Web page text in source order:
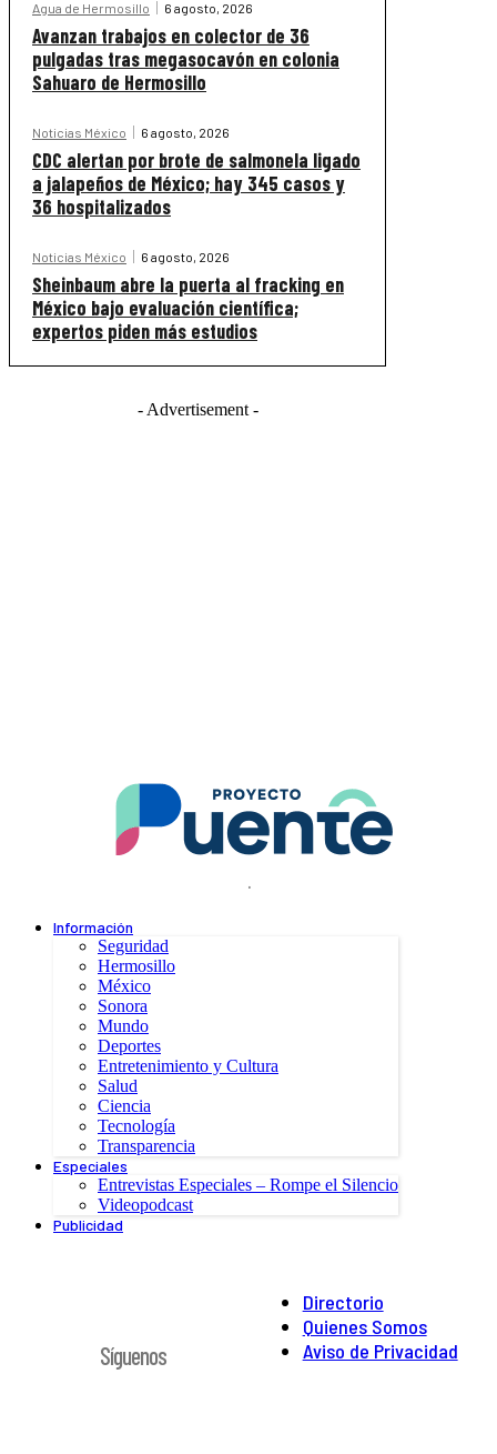
Agua de Hermosillo 6 agosto, 2026
Avanzan trabajos en colector de 36
pulgadas tras megasocavón en colonia
Sahuaro de Hermosillo
Noticias México 6 agosto, 2026
CDC alertan por brote de salmonela ligado
a jalapeños de México; hay 345 casos y
36 hospitalizados
Noticias México 6 agosto, 2026
Sheinbaum abre la puerta al fracking en
México bajo evaluación científica;
expertos piden más estudios
- Advertisement -
.
Información
Seguridad
Hermosillo
México
Sonora
Mundo
Deportes
Entretenimiento y Cultura
Salud
Ciencia
Tecnología
Transparencia
Especiales
Entrevistas Especiales – Rompe el Silencio
Videopodcast
Publicidad
Directorio
Quienes Somos
Aviso de Privacidad
Síguenos